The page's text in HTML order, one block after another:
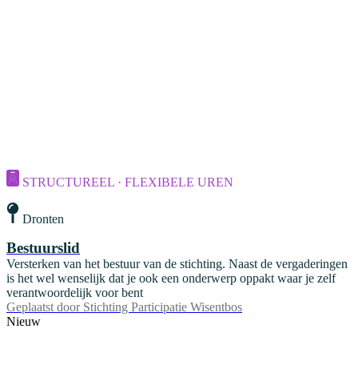
STRUCTUREEL · FLEXIBELE UREN
Dronten
Bestuurslid
Versterken van het bestuur van de stichting. Naast de vergaderingen
is het wel wenselijk dat je ook een onderwerp oppakt waar je zelf
verantwoordelijk voor bent
Geplaatst door Stichting Participatie Wisentbos
Nieuw